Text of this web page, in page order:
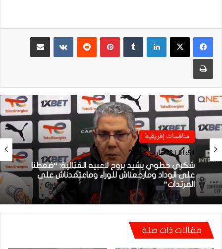
لينكدإن بينتيريست
مشاركة عبر البريد
طباعة
منافسات إفريقية
01:51 | 23 مارس، 2026
شكري خطوي يشيد بروح لاعبيه القتالية: “ضغطنا
على الوداد ومارجعناش للوراء وماعتمدناش على
منافسات إفريقية
01:38 | 23 مارس، 2026
بعد الإقصاء من كأس “الكاف”.. أيت منا يقيل
بنهاشم
مقالات ذات صلة